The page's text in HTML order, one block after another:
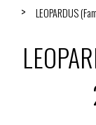
LEOPARDUS